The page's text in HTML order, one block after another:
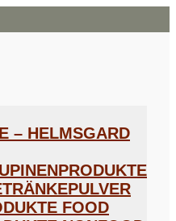
– HELMSGARD
FOOD